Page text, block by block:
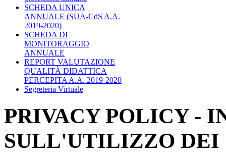
SCHEDA UNICA
ANNUALE (SUA-CdS A.A.
2019-2020)
SCHEDA DI
MONITORAGGIO
ANNUALE
REPORT VALUTAZIONE
QUALITÀ DIDATTICA
PERCEPITA A.A. 2019-2020
Segreteria Virtuale
PRIVACY POLICY -
SULL'UTILIZZO DEI